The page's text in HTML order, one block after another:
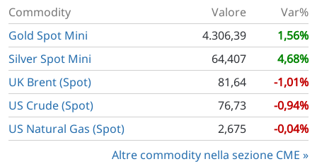
Commodity Valore
Var%
Gold Spot Mini
4.306,39
1,56%
Silver Spot Mini
64,407
4,68%
UK Brent (Spot)
81,64
-1,01%
US Crude (Spot)
76,73
-0,94%
US Natural Gas (Spot)
2,675
-0,04%
Altre commodity nella sezione CME